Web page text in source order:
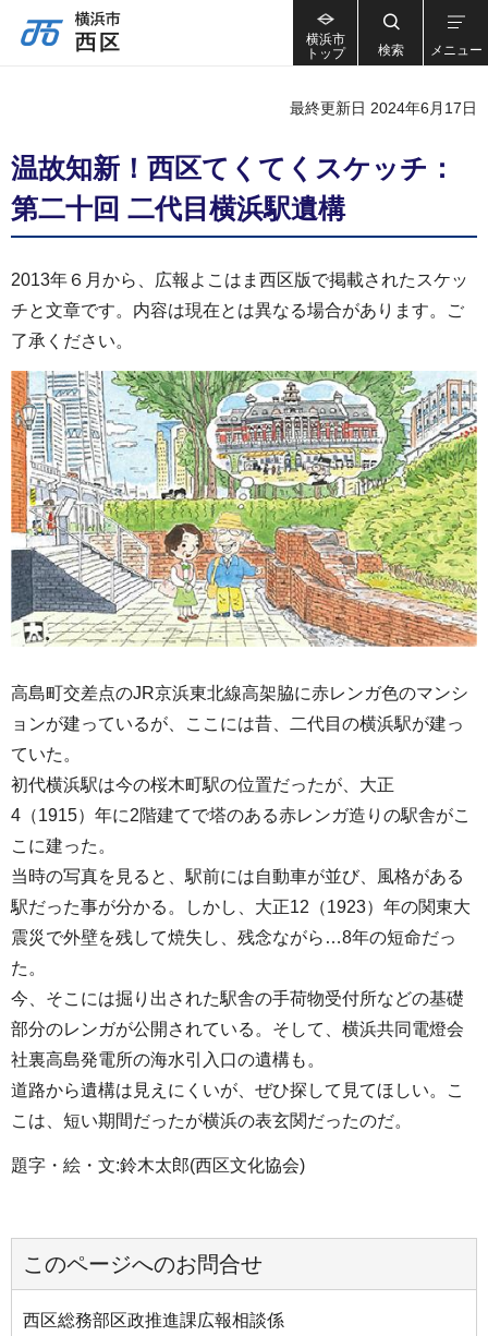
横浜市
トップ
検索 メニュー
最終更新日 2024年6月17日
温故知新！西区てくてくスケッチ：
第二十回 二代目横浜駅遺構
2013年６月から、広報よこはま西区版で掲載されたスケッ
チと文章です。内容は現在とは異なる場合があります。ご
了承ください。
高島町交差点のJR京浜東北線高架脇に赤レンガ色のマンシ
ョンが建っているが、ここには昔、二代目の横浜駅が建っ
ていた。
初代横浜駅は今の桜木町駅の位置だったが、大正
4（1915）年に2階建てで塔のある赤レンガ造りの駅舎がこ
こに建った。
当時の写真を見ると、駅前には自動車が並び、風格がある
駅だった事が分かる。しかし、大正12（1923）年の関東大
震災で外壁を残して焼失し、残念ながら…8年の短命だっ
た。
今、そこには掘り出された駅舎の手荷物受付所などの基礎
部分のレンガが公開されている。そして、横浜共同電燈会
社裏高島発電所の海水引入口の遺構も。
道路から遺構は見えにくいが、ぜひ探して見てほしい。こ
こは、短い期間だったが横浜の表玄関だったのだ。
題字・絵・文:鈴木太郎(西区文化協会)
このページへのお問合せ
西区総務部区政推進課広報相談係